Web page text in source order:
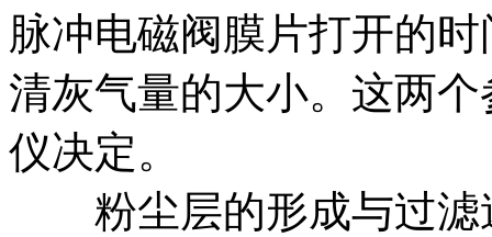
脉冲电磁阀膜片打开的
清灰气量的大小。这两
仪决定。
粉尘层的形成与过滤